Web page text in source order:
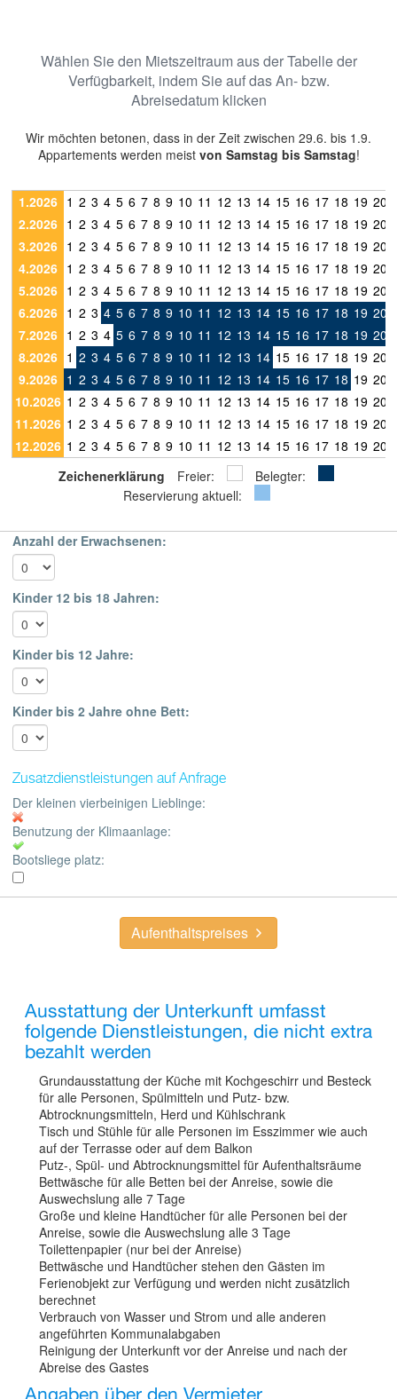
Wählen Sie den Mietszeitraum aus der Tabelle der
Verfügbarkeit, indem Sie auf das An- bzw.
Abreisedatum klicken
Wir möchten betonen, dass in der Zeit zwischen 29.6. bis 1.9.
Appartements werden meist von Samstag bis Samstag!
1.2026 1 2 3 4 5 6 7 8 9 10 11 12 13 14 15 16 17 18 19 20
2.2026 1 2 3 4 5 6 7 8 9 10 11 12 13 14 15 16 17 18 19 20
3.2026 1 2 3 4 5 6 7 8 9 10 11 12 13 14 15 16 17 18 19 20
4.2026 1 2 3 4 5 6 7 8 9 10 11 12 13 14 15 16 17 18 19 20
5.2026 1 2 3 4 5 6 7 8 9 10 11 12 13 14 15 16 17 18 19 20
6.2026 1 2 3 4 5 6 7 8 9 10 11 12 13 14 15 16 17 18 19 20
7.2026 1 2 3 4 5 6 7 8 9 10 11 12 13 14 15 16 17 18 19 20
8.2026 1 2 3 4 5 6 7 8 9 10 11 12 13 14 15 16 17 18 19 20
9.2026 1 2 3 4 5 6 7 8 9 10 11 12 13 14 15 16 17 18 19 20
10.2026 1 2 3 4 5 6 7 8 9 10 11 12 13 14 15 16 17 18 19 20
11.2026 1 2 3 4 5 6 7 8 9 10 11 12 13 14 15 16 17 18 19 20
12.2026 1 2 3 4 5 6 7 8 9 10 11 12 13 14 15 16 17 18 19 20
Zeichenerklärung
Freier:
Belegter:
Reservierung aktuell:
Anzahl der Erwachsenen:
Kinder 12 bis 18 Jahren:
Kinder bis 12 Jahre:
Kinder bis 2 Jahre ohne Bett:
Zusatzdienstleistungen auf Anfrage
Der kleinen vierbeinigen Lieblinge:
Benutzung der Klimaanlage:
Bootsliege platz:
Aufenthaltspreises
Ausstattung der Unterkunft umfasst
folgende Dienstleistungen, die nicht extra
bezahlt werden
Grundausstattung der Küche mit Kochgeschirr und Besteck
für alle Personen, Spülmitteln und Putz- bzw.
Abtrocknungsmitteln, Herd und Kühlschrank
Tisch und Stühle für alle Personen im Esszimmer wie auch
auf der Terrasse oder auf dem Balkon
Putz-, Spül- und Abtrocknungsmittel für Aufenthaltsräume
Bettwäsche für alle Betten bei der Anreise, sowie die
Auswechslung alle 7 Tage
Große und kleine Handtücher für alle Personen bei der
Anreise, sowie die Auswechslung alle 3 Tage
Toilettenpapier (nur bei der Anreise)
Bettwäsche und Handtücher stehen den Gästen im
Ferienobjekt zur Verfügung und werden nicht zusätzlich
berechnet
Verbrauch von Wasser und Strom und alle anderen
angeführten Kommunalabgaben
Reinigung der Unterkunft vor der Anreise und nach der
Abreise des Gastes